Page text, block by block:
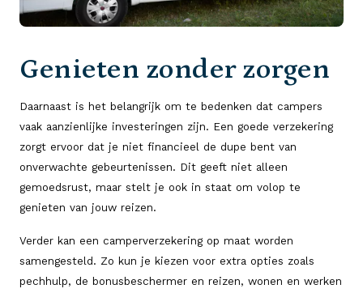
Genieten zonder zorgen
Daarnaast is het belangrijk om te bedenken dat campers
vaak aanzienlijke investeringen zijn. Een goede verzekering
zorgt ervoor dat je niet financieel de dupe bent van
onverwachte gebeurtenissen. Dit geeft niet alleen
gemoedsrust, maar stelt je ook in staat om volop te
genieten van jouw reizen.
Verder kan een camperverzekering op maat worden
samengesteld. Zo kun je kiezen voor extra opties zoals
pechhulp, de bonusbeschermer en reizen, wonen en werken